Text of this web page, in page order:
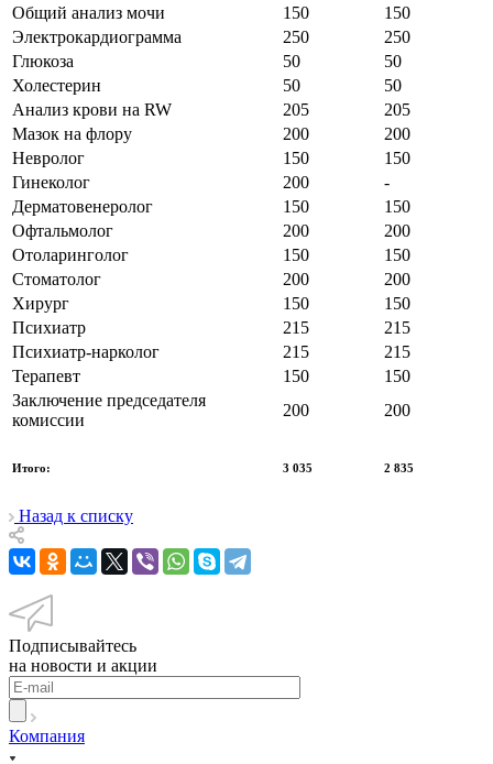
Общий анализ мочи
150
150
Электрокардиограмма
250
250
Глюкоза
50
50
Холестерин
50
50
Анализ крови на RW
205
205
Мазок на флору
200
200
Невролог
150
150
Гинеколог
200
-
Дерматовенеролог
150
150
Офтальмолог
200
200
Отоларинголог
150
150
Стоматолог
200
200
Хирург
150
150
Психиатр
215
215
Психиатр-нарколог
215
215
Терапевт
150
150
Заключение председателя
комиссии
200 200
Итого: 3 035 2 835
Назад к списку
Подписывайтесь
на новости и акции
Компания